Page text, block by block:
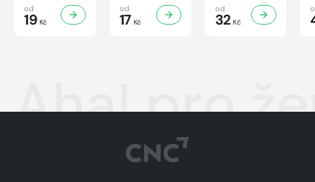
32/2026
od
19 Kč
32/2026
od
17 Kč
32/2026
od
32 Kč
Aha! pro